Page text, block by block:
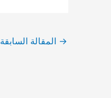
→ المقالة السابقة